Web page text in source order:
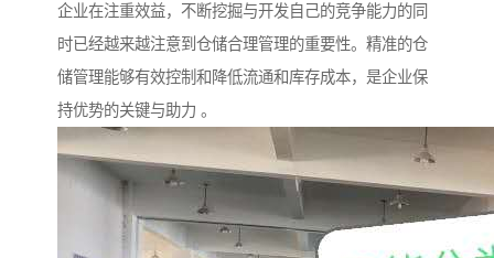
企业在注重效益，不断挖掘与开发自己的竞争能力的同
时已经越来越注意到仓储合理管理的重要性。精准的仓
储管理能够有效控制和降低流通和库存成本，是企业保
持优势的关键与助力 。